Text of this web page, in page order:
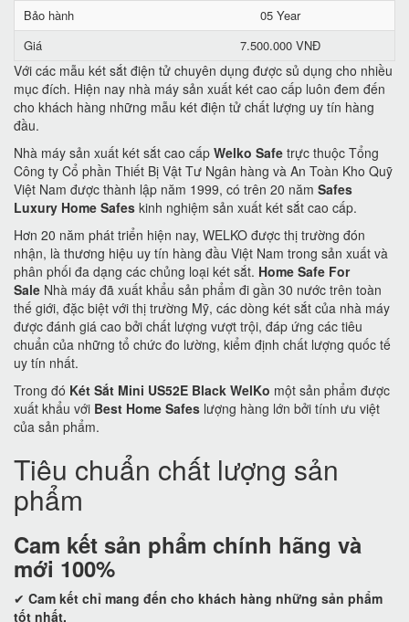
Bảo hành
05 Year
Giá
7.500.000 VNĐ
Với các mẫu két sắt điện tử chuyên dụng được sủ dụng cho nhiều
mục đích. Hiện nay nhà máy sản xuất két cao cấp luôn đem đến
cho khách hàng những mẫu két điện tử chất lượng uy tín hàng
đầu.
Nhà máy sản xuất két sắt cao cấp Welko Safe trực thuộc Tổng
Công ty Cổ phần Thiết Bị Vật Tư Ngân hàng và An Toàn Kho Quỹ
Việt Nam được thành lập năm 1999, có trên 20 năm Safes
Luxury Home Safes kinh nghiệm sản xuất két sắt cao cấp.
Hơn 20 năm phát triển hiện nay, WELKO được thị trường đón
nhận, là thương hiệu uy tín hàng đầu Việt Nam trong sản xuất và
phân phối đa dạng các chủng loại két sắt. Home Safe For
Sale Nhà máy đã xuất khẩu sản phẩm đi gần 30 nước trên toàn
thế giới, đặc biệt với thị trường Mỹ, các dòng két sắt của nhà máy
được đánh giá cao bởi chất lượng vượt trội, đáp ứng các tiêu
chuẩn của những tổ chức đo lường, kiểm định chất lượng quốc tế
uy tín nhất.
Trong đó Két Sắt Mini US52E Black WelKo một sản phẩm được
xuất khẩu với Best Home Safes lượng hàng lớn bởi tính ưu việt
của sản phẩm.
Tiêu chuẩn chất lượng sản
phẩm
Cam kết sản phẩm chính hãng và
mới 100%
✔ Cam kết chỉ mang đến cho khách hàng những sản phẩm
tốt nhất.